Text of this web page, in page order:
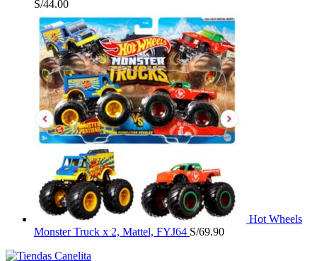
S/44.00
Hot Wheels
Monster Truck x 2, Mattel, FYJ64 S/69.90